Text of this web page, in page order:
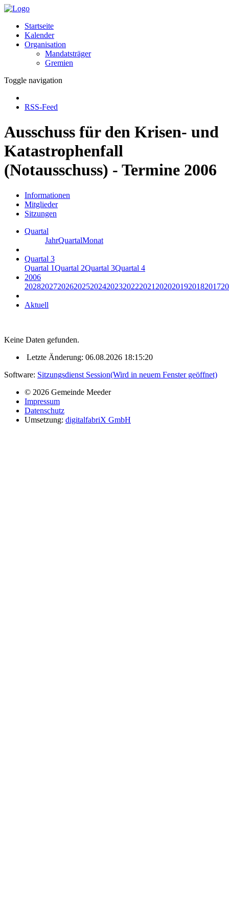
Startseite
Kalender
Organisation
Mandatsträger
Gremien
Toggle navigation
RSS-Feed
Ausschuss für den Krisen- und
Katastrophenfall
(Notausschuss) - Termine 2006
Informationen
Mitglieder
Sitzungen
Quartal
JahrQuartalMonat
Quartal 3
Quartal 1Quartal 2Quartal 3Quartal 4
2006
20282027202620252024202320222021 2020201920182017
Aktuell
Keine Daten gefunden.
Letzte Änderung: 06.08.2026 18:15:20
Software: Sitzungsdienst Session(Wird in neuem Fenster geöffnet)
© 2026 Gemeinde Meeder
Impressum
Datenschutz
Umsetzung: digitalfabriX GmbH